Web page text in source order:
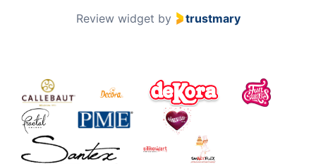
Review widget by trustmary